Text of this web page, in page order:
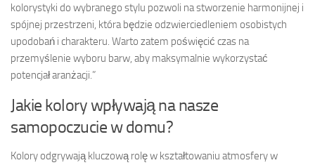
kolorystyki do wybranego stylu pozwoli na stworzenie harmonijnej i
spójnej przestrzeni, która będzie odzwierciedleniem osobistych
upodobań i charakteru. Warto zatem poświęcić czas na
przemyślenie wyboru barw, aby maksymalnie wykorzystać
potencjał aranżacji.”
Jakie kolory wpływają na nasze
samopoczucie w domu?
Kolory odgrywają kluczową rolę w kształtowaniu atmosfery w